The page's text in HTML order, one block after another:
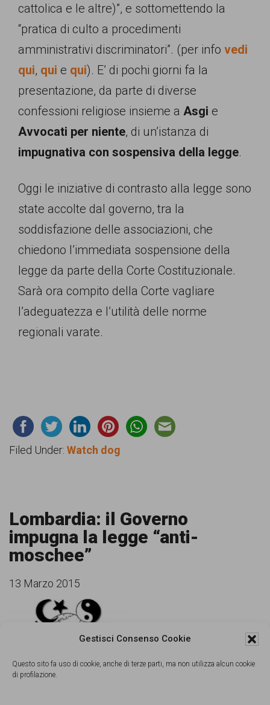
Gestisci Consenso Cookie
Questo sito fa uso di cookie, anche di terze parti, ma non utilizza alcun cookie
di profilazione.
cattolica e le altre)”, e sottomettendo la
“pratica di culto a procedimenti
amministrativi discriminatori”. (per info vedi
qui, qui e qui). E’ di pochi giorni fa la
presentazione, da parte di diverse
confessioni religiose insieme a Asgi e
Avvocati per niente, di un’istanza di
impugnativa con sospensiva della legge.
Oggi le iniziative di contrasto alla legge sono
state accolte dal governo, tra la
soddisfazione delle associazioni, che
chiedono l’immediata sospensione della
legge da parte della Corte Costituzionale.
Sarà ora compito della Corte vagliare
l’adeguatezza e l’utilità delle norme
regionali varate.
Filed Under: Watch dog
Lombardia: il Governo
impugna la legge “anti-
moschee”
13 Marzo 2015